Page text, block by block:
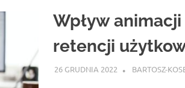
Wpływ
retencji
26 GRUDNIA 2022 BARTOSZ-